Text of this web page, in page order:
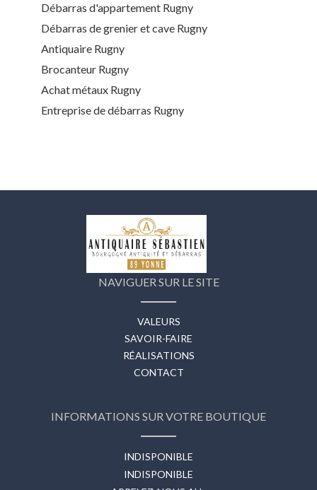
Débarras d'appartement Rugny
Débarras de grenier et cave Rugny
Antiquaire Rugny
Brocanteur Rugny
Achat métaux Rugny
Entreprise de débarras Rugny
NAVIGUER SUR LE SITE
VALEURS
SAVOIR-FAIRE
RÉALISATIONS
CONTACT
INFORMATIONS SUR VOTRE BOUTIQUE
INDISPONIBLE
INDISPONIBLE